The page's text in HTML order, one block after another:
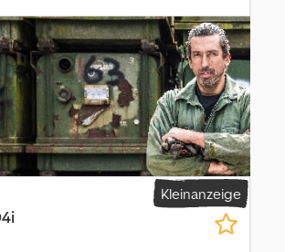
Kleinanzeige